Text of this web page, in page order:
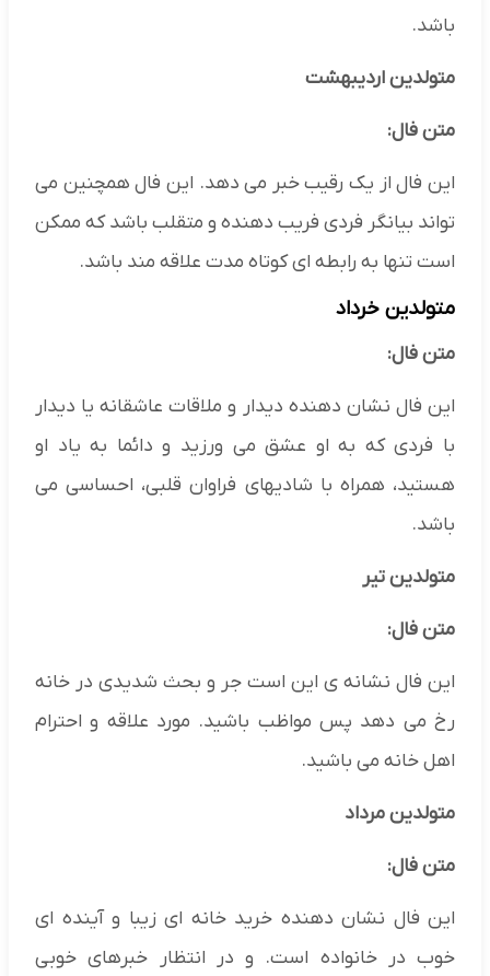
باشد.
متولدین اردیبهشت
متن فال:
این فال از یک رقیب خبر می دهد. این فال همچنین می
تواند بیانگر فردی فریب دهنده و متقلب باشد که ممکن
است تنها به رابطه ای کوتاه مدت علاقه مند باشد.
متولدین خرداد
متن فال:
این فال نشان دهنده دیدار و ملاقات عاشقانه یا دیدار
با فردی که به او عشق می ورزید و دائما به یاد او
هستید، همراه با شادیهای فراوان قلبی، احساسی می
باشد.
متولدین تیر
متن فال:
این فال نشانه ی این است جر و بحث شدیدی در خانه
رخ می دهد پس مواظب باشید. مورد علاقه و احترام
اهل خانه می باشید.
متولدین مرداد
متن فال:
این فال نشان دهنده خرید خانه ای زیبا و آینده ای
خوب در خانواده است. و در انتظار خبرهای خوبی